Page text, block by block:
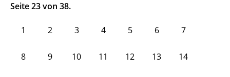
Seite 23 von 38.
1 2 3 4 5 6 7
8 9 10 11 12 13 14